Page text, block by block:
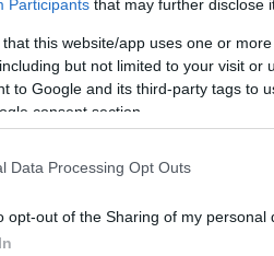
Participants that may further disclose
that this website/app uses one or
but not limited to your visit or
to Google and its third-party tags to
consent section.
Data Processing Opt Outs
opt-out of the Sharing of my personal
davvero impressionanti
nella nostra vita